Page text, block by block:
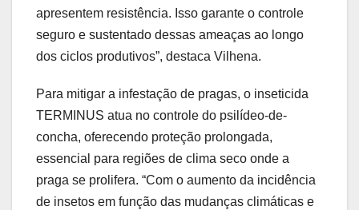
apresentem resistência. Isso garante o controle
seguro e sustentado dessas ameaças ao longo
dos ciclos produtivos”, destaca Vilhena.
Para mitigar a infestação de pragas, o inseticida
TERMINUS atua no controle do psilídeo-de-
concha, oferecendo proteção prolongada,
essencial para regiões de clima seco onde a
praga se prolifera. “Com o aumento da incidência
de insetos em função das mudanças climáticas e